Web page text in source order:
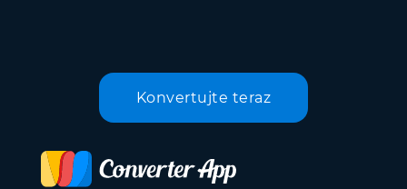
Konvertujte teraz